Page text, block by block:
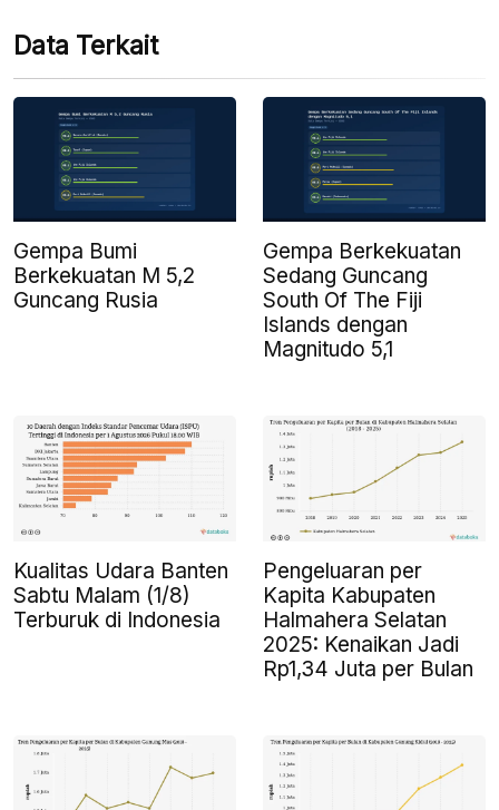
Data Terkait
Gempa Bumi
Berkekuatan M 5,2
Guncang Rusia
Gempa Berkekuatan
Sedang Guncang
South Of The Fiji
Islands dengan
Magnitudo 5,1
Kualitas Udara Banten
Sabtu Malam (1/8)
Terburuk di Indonesia
Pengeluaran per
Kapita Kabupaten
Halmahera Selatan
2025: Kenaikan Jadi
Rp1,34 Juta per Bulan